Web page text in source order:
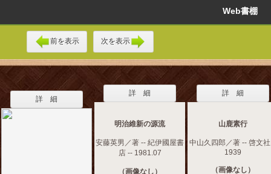
Web書棚
前を表示 次を表示
詳 細
詳 細
明治維新の源流
安藤英男／著 -- 紀伊國屋書
店 -- 1981.07
（画像なし）
詳 細
山鹿素行
中山久四郎／著 -- 啓文
1939
（画像なし）